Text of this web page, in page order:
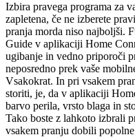
Izbira pravega programa za
zapletena, če ne izberete
pranja morda niso najboljši.
Guide v aplikaciji Home
ugibanje in vedno priporoči
neposredno prek vaše
Vsakokrat. In pri vsakem
storiti, je, da v aplikaciji
barvo perila, vrsto blaga in
Tako boste z lahkoto izbrali
vsakem pranju dobili